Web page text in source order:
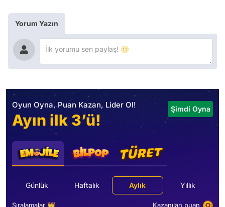
Yorum Yazın
Oyun Oyna, Puan Kazan, Lider Ol!
Ayın ilk 3’ü!
Şimdi Oyna
Günlük Haftalık Aylık Yıllık
Sıralamalar 👑 Kazanılan puan